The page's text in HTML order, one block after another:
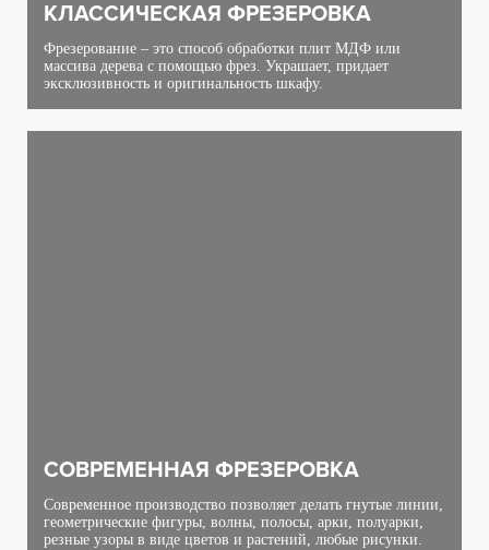
КЛАССИЧЕСКАЯ ФРЕЗЕРОВКА
Фрезерование – это способ обработки плит МДФ или
массива дерева с помощью фрез. Украшает, придает
эксклюзивность и оригинальность шкафу.
СОВРЕМЕННАЯ ФРЕЗЕРОВКА
Современное производство позволяет делать гнутые линии,
геометрические фигуры, волны, полосы, арки, полуарки,
резные узоры в виде цветов и растений, любые рисунки.